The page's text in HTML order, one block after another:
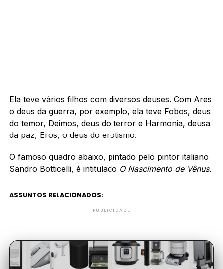
Ela teve vários filhos com diversos deuses. Com Ares
o deus da guerra, por exemplo, ela teve Fobos, deus
do temor, Deimos, deus do terror e Harmonia, deusa
da paz, Eros, o deus do erotismo.
O famoso quadro abaixo, pintado pelo pintor italiano
Sandro Botticelli, é intitulado O Nascimento de Vênus.
ASSUNTOS RELACIONADOS:
PUBLICIDADE